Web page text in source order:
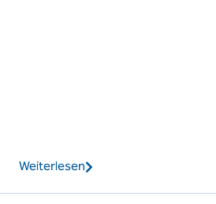
Weiterlesen